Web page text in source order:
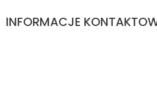
Silikonowa butelka na
INFORMACJE